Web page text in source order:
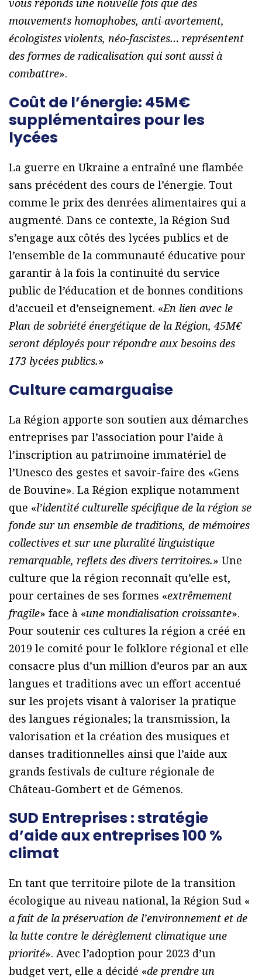
vous réponds une nouvelle fois que des
mouvements homophobes, anti-avortement,
écologistes violents, néo-fascistes… représentent
des formes de radicalisation qui sont aussi à
combattre».
Coût de l’énergie: 45M€
supplémentaires pour les
lycées
La guerre en Ukraine a entraîné une flambée
sans précédent des cours de l’énergie. Tout
comme le prix des denrées alimentaires qui a
augmenté. Dans ce contexte, la Région Sud
s’engage aux côtés des lycées publics et de
l’ensemble de la communauté éducative pour
garantir à la fois la continuité du service
public de l’éducation et de bonnes conditions
d’accueil et d’enseignement. «En lien avec le
Plan de sobriété énergétique de la Région, 45M€
seront déployés pour répondre aux besoins des
173 lycées publics.»
Culture camarguaise
La Région apporte son soutien aux démarches
entreprises par l’association pour l’aide à
l’inscription au patrimoine immatériel de
l’Unesco des gestes et savoir-faire des «Gens
de Bouvine». La Région explique notamment
que «l’identité culturelle spécifique de la région se
fonde sur un ensemble de traditions, de mémoires
collectives et sur une pluralité linguistique
remarquable, reflets des divers territoires.» Une
culture que la région reconnaît qu’elle est,
pour certaines de ses formes «extrêmement
fragile» face à «une mondialisation croissante».
Pour soutenir ces cultures la région a créé en
2019 le comité pour le folklore régional et elle
consacre plus d’un million d’euros par an aux
langues et traditions avec un effort accentué
sur les projets visant à valoriser la pratique
des langues régionales; la transmission, la
valorisation et la création des musiques et
danses traditionnelles ainsi que l’aide aux
grands festivals de culture régionale de
Château-Gombert et de Gémenos.
SUD Entreprises : stratégie
d’aide aux entreprises 100 %
climat
En tant que territoire pilote de la transition
écologique au niveau national, la Région Sud «
a fait de la préservation de l’environnement et de
la lutte contre le dérèglement climatique une
priorité». Avec l’adoption pour 2023 d’un
budget vert, elle a décidé «de prendre un